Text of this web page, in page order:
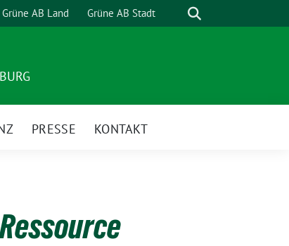
Grüne AB Land Grüne AB Stadt Suche
PRESSE KONTAKT